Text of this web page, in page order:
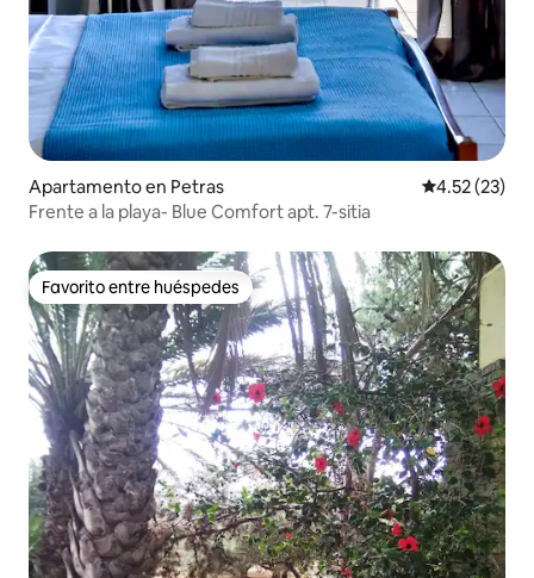
Apartamento en Petras Calificación
4.52 (23)
Frente a la playa- Βlue Comfort apt. 7-sitia
Favorito entre huéspedes
Favorito entre huéspedes